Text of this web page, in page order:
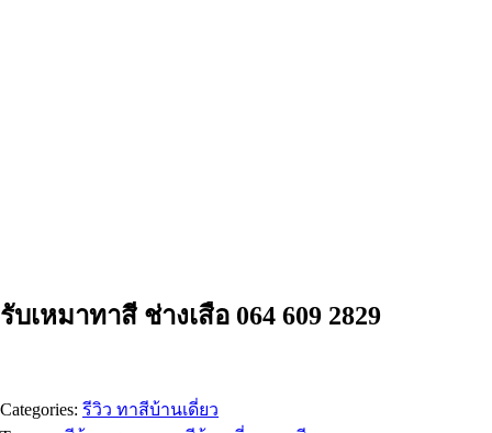
รับเหมาทาสี ช่างเสือ 064 609 2829
Categories: รีวิว ทาสีบ้านเดี่ยว